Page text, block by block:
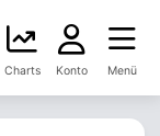
Charts Konto Menü